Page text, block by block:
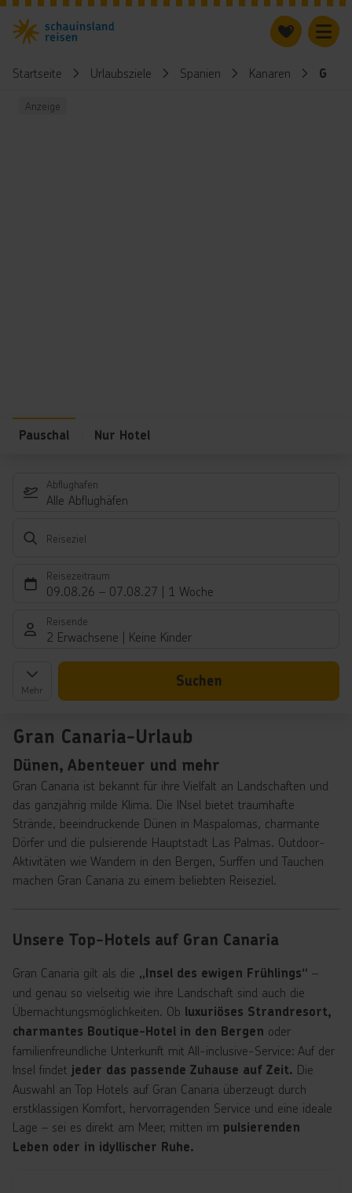
Startseite Urlaubsziele Spanien Kanaren Gran
Pauschal Nur Hotel
Abflughafen
Alle Abflughäfen
Reiseziel
Reisezeitraum
09.08.26 – 07.08.27 1 Woche
Reisende
2 Erwachsene Keine Kinder
Mehr
Suchen
Anzeige
Gran Canaria-Urlaub
Dünen, Abenteuer und mehr
Gran Canaria ist bekannt für ihre Vielfalt an Landschaften und
das ganzjährig milde Klima. Die INsel bietet traumhafte
Strände, beeindruckende Dünen in Maspalomas, charmante
Dörfer und die pulsierende Hauptstadt Las Palmas. Outdoor-
Aktivitäten wie Wandern in den Bergen, Surffen und Tauchen
machen Gran Canaria zu einem beliebten Reiseziel.
Unsere Top-Hotels auf Gran Canaria
Gran Canaria gilt als die „Insel des ewigen Frühlings“ –
und genau so vielseitig wie ihre Landschaft sind auch die
Übernachtungsmöglichkeiten. Ob luxuriöses Strandresort,
charmantes Boutique-Hotel in den Bergen oder
familienfreundliche Unterkunft mit All-inclusive-Service: Auf der
Insel findet jeder das passende Zuhause auf Zeit. Die
Auswahl an Top Hotels auf Gran Canaria überzeugt durch
erstklassigen Komfort, hervorragenden Service und eine ideale
Lage – sei es direkt am Meer, mitten im pulsierenden
Leben oder in idyllischer Ruhe.